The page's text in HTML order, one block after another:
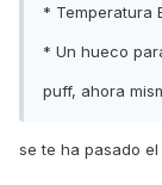
* Temperatura
* Un hueco
puff, ahora
se te ha pasado